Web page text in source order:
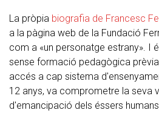
La pròpia biografia de Francesc
a la pàgina web de la Fundació
com a «un personatge estrany». I
sense formació pedagògica
accés a cap sistema
12 anys, va comprometre la seva
d'emancipació dels éssers